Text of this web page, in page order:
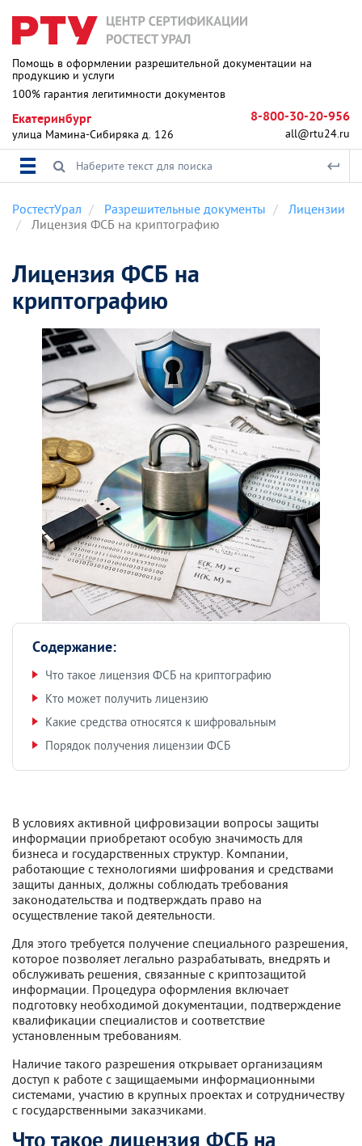
Помощь в оформлении разрешительной документации на
продукцию и услуги
100% гарантия легитимности документов
Екатеринбург
улица Мамина-Сибиряка д. 126
8-800-30-20-956
all@rtu24.ru
РостестУрал Разрешительные документы
Лицензии
Лицензия ФСБ на криптографию
Лицензия ФСБ на
криптографию
Содержание:
Что такое лицензия ФСБ на криптографию
Кто может получить лицензию
Какие средства относятся к шифровальным
Порядок получения лицензии ФСБ
В условиях активной цифровизации вопросы защиты
информации приобретают особую значимость для
бизнеса и государственных структур. Компании,
работающие с технологиями шифрования и средствами
защиты данных, должны соблюдать требования
законодательства и подтверждать право на
осуществление такой деятельности.
Для этого требуется получение специального разрешения,
которое позволяет легально разрабатывать, внедрять и
обслуживать решения, связанные с криптозащитой
информации. Процедура оформления включает
подготовку необходимой документации, подтверждение
квалификации специалистов и соответствие
установленным требованиям.
Наличие такого разрешения открывает организациям
доступ к работе с защищаемыми информационными
системами, участию в крупных проектах и сотрудничеству
с государственными заказчиками.